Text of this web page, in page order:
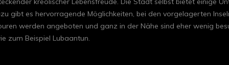
gibt es hervorragende Möglichkeiten, bei den vorgelagerten
werden angeboten und ganz in der Nähe sind eher wenig
zum Beispiel Lubaantun.